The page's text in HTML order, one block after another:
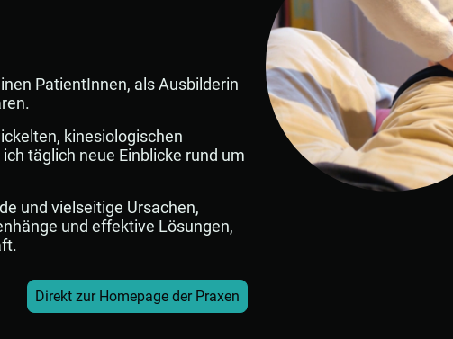
PatientInnen, als Ausbilderin
kinesiologischen
täglich neue Einblicke rund um
und vielseitige Ursachen,
und effektive Lösungen,
Direkt zur Homepage der Praxen